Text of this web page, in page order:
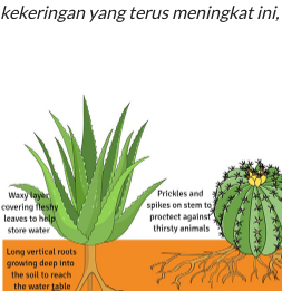
kekeringan yang terus meningkat